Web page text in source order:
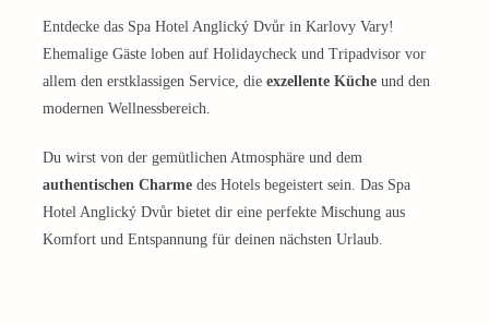
Entdecke das Spa Hotel Anglický Dvůr in Karlovy Vary!
Ehemalige Gäste loben auf Holidaycheck und Tripadvisor vor
allem den erstklassigen Service, die exzellente Küche und den
modernen Wellnessbereich.
Du wirst von der gemütlichen Atmosphäre und dem
authentischen Charme des Hotels begeistert sein. Das Spa
Hotel Anglický Dvůr bietet dir eine perfekte Mischung aus
Komfort und Entspannung für deinen nächsten Urlaub.